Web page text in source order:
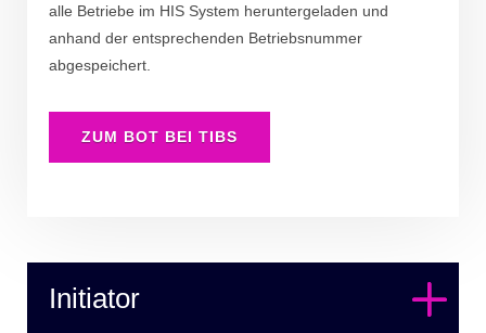
alle Betriebe im HIS System heruntergeladen und
anhand der entsprechenden Betriebsnummer
abgespeichert.
ZUM BOT BEI TIBS
Initiator